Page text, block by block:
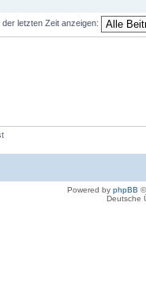
der letzten Zeit anzeigen:
Powered by phpBB
Deutsche